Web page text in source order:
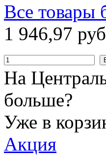
Все товары
1 946,97 руб
На
больше?
Уже в
Акция